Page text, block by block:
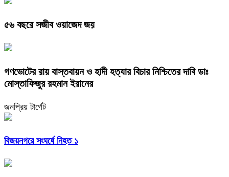
৫৬ বছরে সজীব ওয়াজেদ জয়
গণভোটের রায় বাস্তবায়ন ও হাদী হত্যার বিচার নিশ্চিতের দাবি ডাঃ
মোস্তাফিজুর রহমান ইরানের
জনপ্রিয় টার্গেট
বিজয়নগরে সংঘর্ষে নিহত ১